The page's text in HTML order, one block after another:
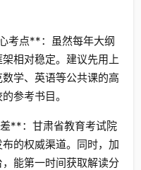
考点**：虽然每年大纲
相对稳定。建议先用上
学、英语等公共课的高
参考书目。
**：甘肃省教育考试院
的权威渠道。同时，加
能第一时间获取解读分